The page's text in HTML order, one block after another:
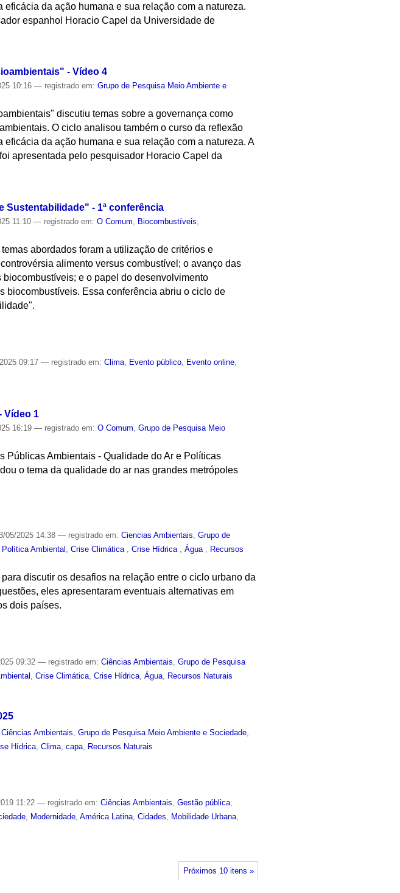
da ação humana e sua relação com a natureza.
espanhol Horacio Capel da Universidade de
- Vídeo 4
10:16— registrado em:Grupo de Pesquisa Meio Ambiente e
discutiu temas sobre a governança como
O ciclo analisou também o curso da reflexão
da ação humana e sua relação com a natureza. A
apresentada pelo pesquisador Horacio Capel da
Sustentabilidade" - 1ª conferência
11:10— registrado em:O Comum, Biocombustíveis,
abordados foram a utilização de critérios e
alimento versus combustível; o avanço das
e o papel do desenvolvimento
biocombustíveis. Essa conferência abriu o ciclo de
09:17— registrado em:Clima Evento público Evento online
Vídeo 1
16:19— registrado em:O Comum ,Grupo de Pesquisa Meio
Públicas Ambientais - Qualidade do Ar e Políticas
o tema da qualidade do ar nas grandes metrópoles
05/2025 14:38— registrado em:Ciencias Ambientais,Grupo de
Política Ambiental ,Crise Climática ,Crise Hídrica ,Água , Recursos
discutir os desafios na relação entre o ciclo urbano da
eles apresentaram eventuais alternativas em
dois países.
09:32— registrado em:Ciências Ambientais ,Grupo de Pesquisa
,Crise Climática ,Crise Hídrica ,Água Recursos Naturais
Ciências Ambientais ,Grupo de Pesquisa Meio Ambiente e Sociedade
Hídrica ,Clima ,capa Recursos Naturais
11:22— registrado em:Ciências Ambientais,Gestão pública,
, Modernidade,América Latina,Cidades, Mobilidade Urbana,
Próximos 10 itens »